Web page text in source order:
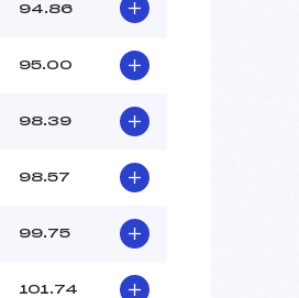
94.86
95.00
98.39
98.57
99.75
101.74